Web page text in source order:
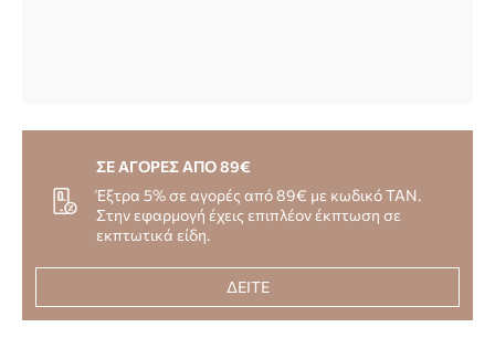
ΣΕ ΑΓΟΡΕΣ ΑΠΟ 89€
Έξτρα 5% σε αγορές από 89€ με κωδικό TAN.
Στην εφαρμογή έχεις επιπλέον έκπτωση σε
εκπτωτικά είδη.
ΔΕΙΤΕ